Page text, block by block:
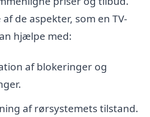
de aspekter, som en TV-
hjælpe med:
af blokeringer og
af rørsystemets tilstand.